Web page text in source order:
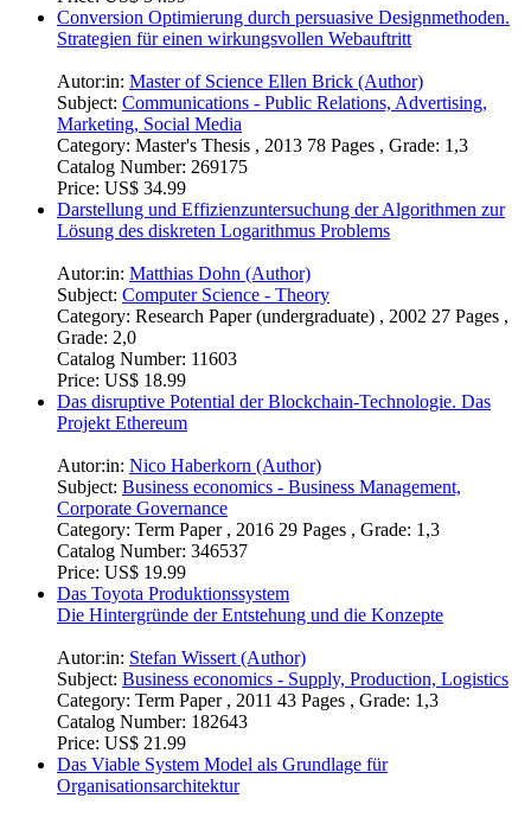
Conversion Optimierung durch persuasive Designmethoden.
Strategien für einen wirkungsvollen Webauftritt
Autor:in: Master of Science Ellen Brick (Author)
Subject: Communications - Public Relations, Advertising,
Marketing, Social Media
Category: Master's Thesis , 2013 78 Pages , Grade: 1,3
Catalog Number: 269175
Price: US$ 34.99
Darstellung und Effizienzuntersuchung der Algorithmen zur
Lösung des diskreten Logarithmus Problems
Autor:in: Matthias Dohn (Author)
Subject: Computer Science - Theory
Category: Research Paper (undergraduate) , 2002 27 Pages ,
Grade: 2,0
Catalog Number: 11603
Price: US$ 18.99
Das disruptive Potential der Blockchain-Technologie. Das
Projekt Ethereum
Autor:in: Nico Haberkorn (Author)
Subject: Business economics - Business Management,
Corporate Governance
Category: Term Paper , 2016 29 Pages , Grade: 1,3
Catalog Number: 346537
Price: US$ 19.99
Das Toyota Produktionssystem
Die Hintergründe der Entstehung und die Konzepte
Autor:in: Stefan Wissert (Author)
Subject: Business economics - Supply, Production, Logistics
Category: Term Paper , 2011 43 Pages , Grade: 1,3
Catalog Number: 182643
Price: US$ 21.99
Das Viable System Model als Grundlage für
Organisationsarchitektur